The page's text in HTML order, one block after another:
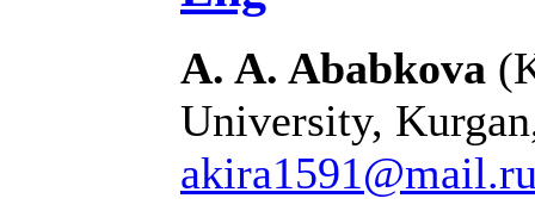
A. A. Ababkova
University,